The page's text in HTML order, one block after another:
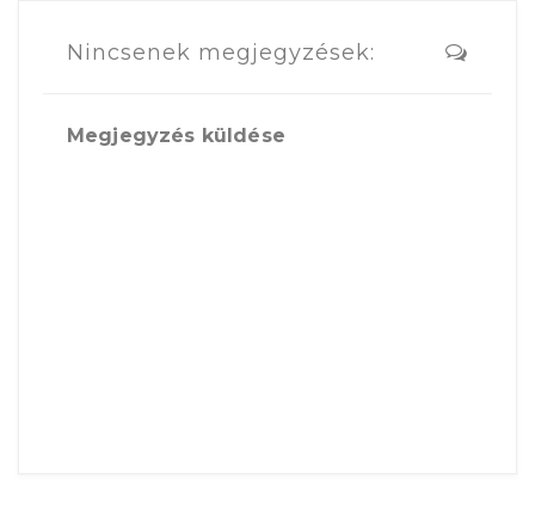
Nincsenek megjegyzések:
Megjegyzés küldése